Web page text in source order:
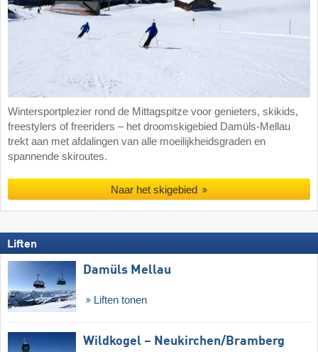
Wintersportplezier rond de Mittagspitze voor genieters, skikids,
freestylers of freeriders – het droomskigebied Damüls-Mellau
trekt aan met afdalingen van alle moeilijkheidsgraden en
spannende skiroutes.
Naar het skigebied
Liften
Damüls Mellau
Liften tonen
Wildkogel – Neukirchen/​Bramberg